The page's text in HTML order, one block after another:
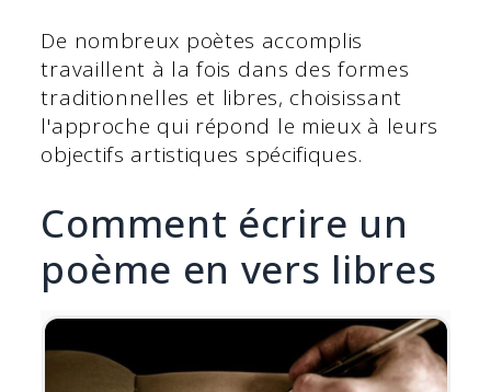
De nombreux poètes accomplis
travaillent à la fois dans des formes
traditionnelles et libres, choisissant
l'approche qui répond le mieux à leurs
objectifs artistiques spécifiques.
Comment écrire un
poème en vers libres